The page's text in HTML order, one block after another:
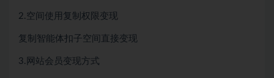
2.空间使用复制权限变现
复制智能体扣子空间直接变现
3.网站会员变现方式